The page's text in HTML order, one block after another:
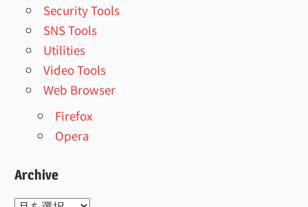
Security Tools
SNS Tools
Utilities
Video Tools
Web Browser
Firefox
Opera
Archive